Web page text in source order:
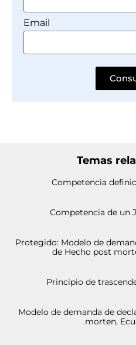
Email
Temas
Competencia
Competencia de un
Protegido: Modelo de
de Hecho post
Principio de
Modelo de demanda de
morten,